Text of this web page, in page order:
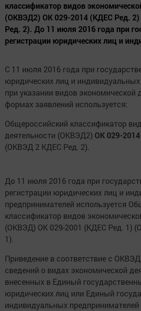
классификатор видов
(ОКВЭД2) ОК 029-2014 (КДЕС Ред.
Ред. 2). До 11 июля 2016 года при
регистрации юридических лиц и
С 11 июля 2016 года при
юридических лиц и
при указании видов экономической
формах заявлений используется:
Общероссийский классификатор
деятельности (ОКВЭД2) ОК 029-2014
(ОКВЭД 2 КДЕС Ред. 2).
До 11 июля 2016 года при
регистрации юридических лиц и
предпринимателей используется
классификатор видов
(ОКВЭД) ОК 029-2001 (КДЕС Ред. 1)
1).
Приведение в соответствие с
сведений о видах экономической
внесенных в Единый
юридических лиц или Единый
индивидуальных